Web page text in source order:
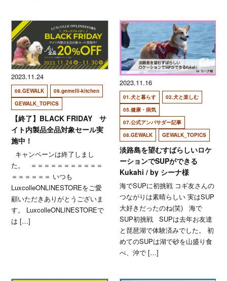
2023.11.24
08.GEWALK
09.gemelli-kitchen
GEWALK_TOPICS
【終了】BLACK FRIDAY サ
イト内製品全品対象セール実
施中！
キャンペーンは終了しまし
た。 ＝＝＝＝＝＝＝＝＝＝＝
＝＝＝＝＝＝ いつも
LuxcolleONLINESTOREをご愛
顧いただきありがとうございま
す。 LuxcolleONLINESTOREで
は […]
2023.11.16
01.犬と暮らす
02.犬と楽しむ
05.健康・病気
07.公式アンバサダー記事
08.GEWALK
GEWALK_TOPICS
淡路島を望むすばらしいロケ
ーションでSUPができる
Kukahi / by シーナ様
海でSUPに初挑戦 コギ友さんの
つながりは素晴らしい 実はSUP
大好きだったのね(笑) 海で
SUP初挑戦 SUPは去年お友達
と琵琶湖で体験済みでした。 初
めてのSUPは湖で砂を山盛り食
べ、沖で […]